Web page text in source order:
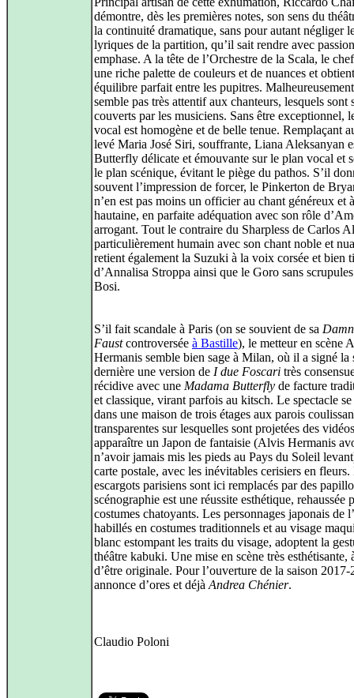
démontre, dès les premières notes, son sens du
la continuité dramatique, sans pour autant négliger
lyriques de la partition, qu’il sait rendre avec
emphase. A la tête de l’Orchestre de la Scala, le
une riche palette de couleurs et de nuances et
équilibre parfait entre les pupitres.
semble pas très attentif aux chanteurs, lesquels sont
couverts par les musiciens. Sans être exceptionnel,
vocal est homogène et de belle tenue. Remplaçant
levé Maria José Siri, souffrante, Liana Aleksanyan
Butterfly délicate et émouvante sur le plan vocal et
le plan scénique, évitant le piège du pathos. S’il
souvent l’impression de forcer, le Pinkerton de
n’en est pas moins un officier au chant généreux et
hautaine, en parfaite adéquation avec son rôle
arrogant. Tout le contraire du Sharpless de Carlos
particulièrement humain avec son chant noble et
retient également la Suzuki à la voix corsée et bien
d’Annalisa Stroppa ainsi que le Goro sans
Bosi.
S’il fait scandale à Paris (on se souvient de sa
Faustcontroversée à Bastille), le metteur en scène
Hermanis semble bien sage à Milan, où il a signé la
dernière une version de I due Foscari très
récidive avec une Madama Butterfly de facture
et classique, virant parfois au kitsch. Le spectacle
dans une maison de trois étages aux parois
transparentes sur lesquelles sont projetées des
apparaître un Japon de fantaisie (Alvis Hermanis
n’avoir jamais mis les pieds au Pays du Soleil
carte postale, avec les inévitables cerisiers en fleurs.
escargots parisiens sont ici remplacés par des
scénographie est une réussite esthétique, rehaussée
costumes chatoyants. Les personnages japonais de
habillés en costumes traditionnels et au visage
blanc estompant les traits du visage, adoptent la
théâtre kabuki. Une mise en scène très esthétisante,
d’être originale. Pour l’ouverture de la saison
annonce d’ores et déjà Andrea Chénier.
Claudio Poloni